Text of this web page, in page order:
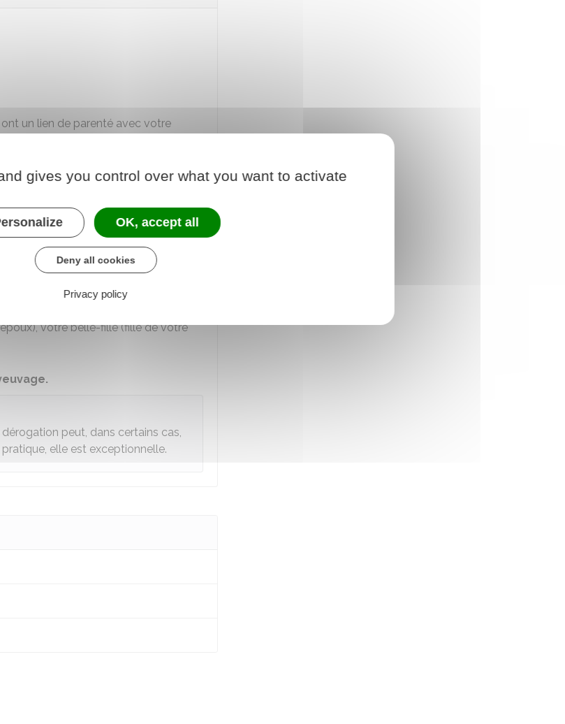
un lien de parenté avec votre
votre belle-mère (mère de votre
pouvez pasvous marier avec les
mère (ex-épouse de votre père)
votre belle-fille (fille de votre
peut, dans certains cas,
elle est exceptionnelle.
gives you control over what you want to activate
OK, accept all
Deny all cookies
Privacy policy